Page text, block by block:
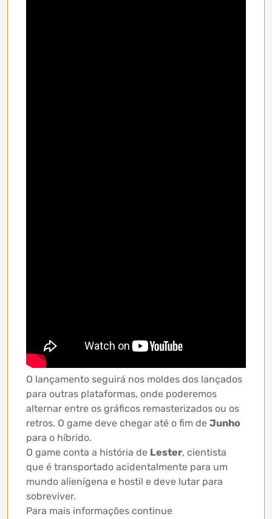
O lançamento seguirá nos moldes dos lançados
para outras plataformas, onde poderemos
alternar entre os gráficos remasterizados ou os
retros. O game deve chegar até o fim de Junho
para o híbrido.
O game conta a história de Lester, cientista
que é transportado acidentalmente para um
mundo alienígena e hostil e deve lutar para
sobreviver.
Para mais informações continue